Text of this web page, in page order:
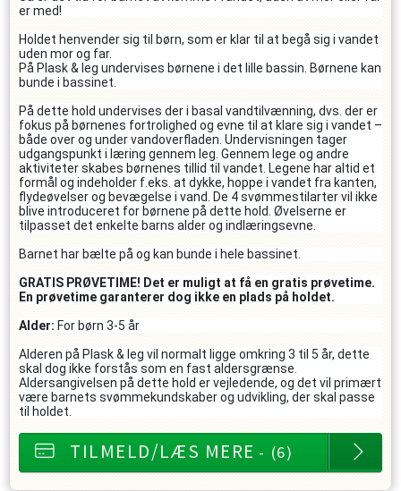
er med!
Holdet henvender sig til børn, som er klar til at begå sig i vandet
uden mor og far.
På Plask & leg undervises børnene i det lille bassin. Børnene kan
bunde i bassinet.
På dette hold undervises der i basal vandtilvænning, dvs. der er
fokus på børnenes fortrolighed og evne til at klare sig i vandet –
både over og under vandoverfladen. Undervisningen tager
udgangspunkt i læring gennem leg. Gennem lege og andre
aktiviteter skabes børnenes tillid til vandet. Legene har altid et
formål og indeholder f.eks. at dykke, hoppe i vandet fra kanten,
flydeøvelser og bevægelse i vand. De 4 svømmestilarter vil ikke
blive introduceret for børnene på dette hold. Øvelserne er
tilpasset det enkelte barns alder og indlæringsevne.
Barnet har bælte på og kan bunde i hele bassinet.
GRATIS PRØVETIME! Det er muligt at få en gratis prøvetime.
En prøvetime garanterer dog ikke en plads på holdet.
Alder: For børn 3-5 år
Alderen på Plask & leg vil normalt ligge omkring 3 til 5 år, dette
skal dog ikke forstås som en fast aldersgrænse.
Aldersangivelsen på dette hold er vejledende, og det vil primært
være barnets svømmekundskaber og udvikling, der skal passe
til holdet.
TILMELD/LÆS MERE - (6)